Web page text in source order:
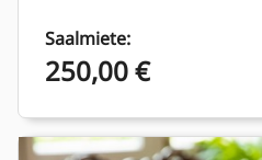
Saalmiete:
250,00 €